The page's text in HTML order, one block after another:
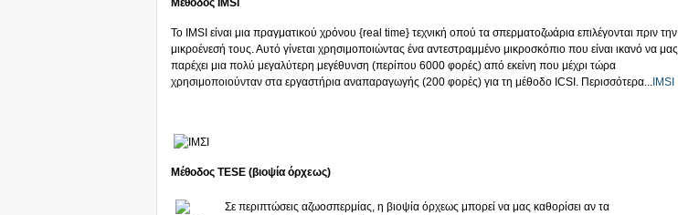
Το IMSI είναι μια πραγματικού χρόνου {real time} τεχνική οπού τα σπερματοζωάρια επιλέγονται πριν την
μικροένεσή τους. Αυτό γίνεται χρησιμοποιώντας ένα αντεστραμμένο μικροσκόπιο που είναι ικανό να μας
παρέχει μια πολύ μεγαλύτερη μεγέθυνση (περίπου 6000 φορές) από εκείνη που μέχρι τώρα
χρησιμοποιούνταν στα εργαστήρια αναπαραγωγής (200 φορές) για τη μέθοδο ICSI. Περισσότερα... IMSI
Μέθοδος TESE (βιοψία όρχεως)
Σε περιπτώσεις αζωοσπερμίας, η βιοψία όρχεως μπορεί να μας καθορίσει αν τα